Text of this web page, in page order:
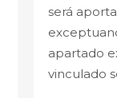
será
apartado
vinculado